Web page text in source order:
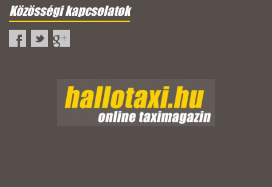
Közösségi kapcsolatok